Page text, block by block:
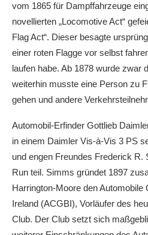
vom 1865 für Dampffahrzeuge
novellierten „Locomotive Act“
Flag Act“. Dieser besagte
einer roten Flagge vor selbst
laufen habe. Ab 1878 wurde zwar
weiterhin musste eine Person zu
gehen und andere
Automobil-Erfinder Gottlieb
in einem Daimler Vis-à-Vis 3 PS
und engen Freundes Frederick
Run teil. Simms gründet 1897
Harrington-Moore den Automobile
Ireland (ACGBI), Vorläufer des
Club. Der Club setzt sich